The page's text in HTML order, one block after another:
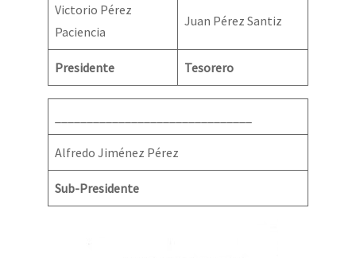
Victorio Pérez
Paciencia
Juan Pérez Santiz
Presidente Tesorero
Alfredo Jiménez Pérez
Sub-Presidente